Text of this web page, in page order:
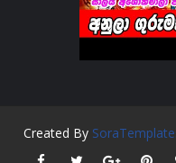
Created By